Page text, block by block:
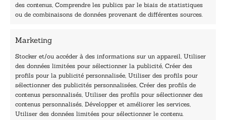
des contenus, Comprendre les publics par le biais de statistiques
ou de combinaisons de données provenant de différentes sources.
Marketing
Stocker et/ou accéder à des informations sur un appareil, Utiliser
des données limitées pour sélectionner la publicité, Créer des
profils pour la publicité personnalisée, Utiliser des profils pour
sélectionner des publicités personnalisées, Créer des profils de
contenus personnalisés, Utiliser des profils pour sélectionner des
contenus personnalisés, Développer et améliorer les services,
Utiliser des données limitées pour sélectionner le contenu.
40, rue du Louvre 75001 Paris
Horaires du standard
De mardi à vendredi :
9h - 12h et 13h30 - 16h30
Lundi, samedi et dimanche : fermé
Navigation
Accueil